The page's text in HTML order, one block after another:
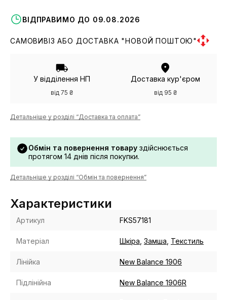
ВІДПРАВИМО ДО 09.08.2026
САМОВИВІЗ АБО ДОСТАВКА "НОВОЙ ПОШТОЮ"
У відділення НП
від 75 ₴
Доставка кур'єром
від 95 ₴
Детальніше у розділі “Доставка та оплата”
Обмін та повернення товару здійснюється
протягом 14 днів після покупки.
Детальніше у розділі “Обмін та повернення”
Характеристики
Артикул FKS57181
Матеріал Шкіра Замша Текстиль
Лінійка New Balance 1906
Підлінійна New Balance 1906R